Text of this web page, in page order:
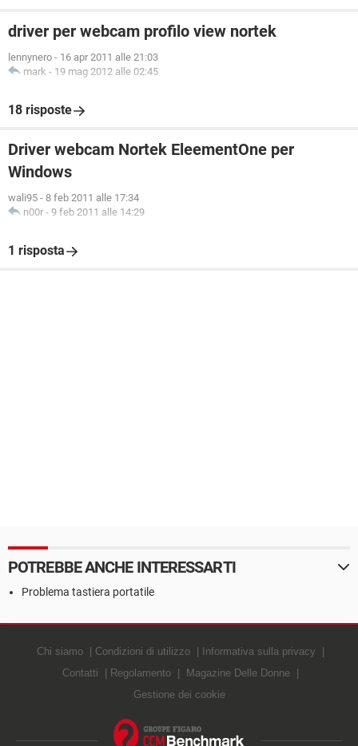
driver per webcam profilo view nortek
lennynero - 16 apr 2011 alle 21:03
mark - 19 mag 2012 alle 02:45
18 risposte
Driver webcam Nortek EleementOne per
Windows
wali95 - 8 feb 2011 alle 17:34
n00r - 9 feb 2011 alle 14:29
1 risposta
POTREBBE ANCHE INTERESSARTI
Problema tastiera portatile
Chi siamo Condizioni di utilizzo
Informativa sulla privacy
Contatti
Regolamento
Magazine Delle Donne
Gestione dei cookie